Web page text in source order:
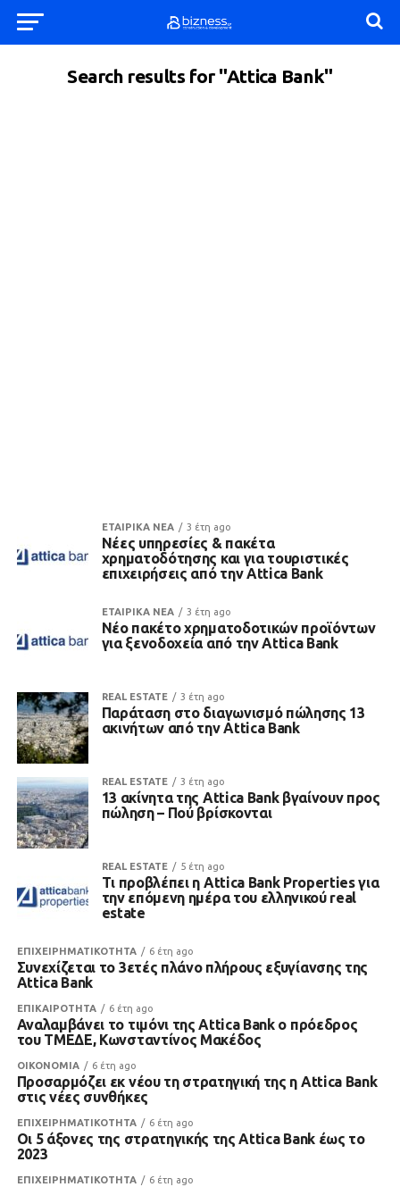
Search results for "Attica Bank"
ΕΤΑΙΡΙΚΑ ΝΕΑ 3 έτη ago
Νέες υπηρεσίες & πακέτα
χρηματοδότησης και για τουριστικές
επιχειρήσεις από την Attica Bank
ΕΤΑΙΡΙΚΑ ΝΕΑ 3 έτη ago
Νέο πακέτο χρηματοδοτικών προϊόντων
για ξενοδοχεία από την Attica Bank
REAL ESTATE 3 έτη ago
Παράταση στο διαγωνισμό πώλησης 13
ακινήτων από την Attica Bank
REAL ESTATE 3 έτη ago
13 ακίνητα της Attica Bank βγαίνουν προς
πώληση – Πού βρίσκονται
REAL ESTATE 5 έτη ago
Τι προβλέπει η Attica Bank Properties για
την επόμενη ημέρα του ελληνικού real
estate
ΕΠΙΧΕΙΡΗΜΑΤΙΚΟΤΗΤΑ 6 έτη ago
Συνεχίζεται το 3ετές πλάνο πλήρους εξυγίανσης της
Attica Bank
ΕΠΙΚΑΙΡΟΤΗΤΑ 6 έτη ago
Αναλαμβάνει το τιμόνι της Attica Bank ο πρόεδρος
του ΤΜΕΔΕ, Κωνσταντίνος Μακέδος
ΟΙΚΟΝΟΜΙΑ 6 έτη ago
Προσαρμόζει εκ νέου τη στρατηγική της η Attica Bank
στις νέες συνθήκες
ΕΠΙΧΕΙΡΗΜΑΤΙΚΟΤΗΤΑ 6 έτη ago
Οι 5 άξονες της στρατηγικής της Attica Bank έως το
2023
ΕΠΙΧΕΙΡΗΜΑΤΙΚΟΤΗΤΑ 6 έτη ago